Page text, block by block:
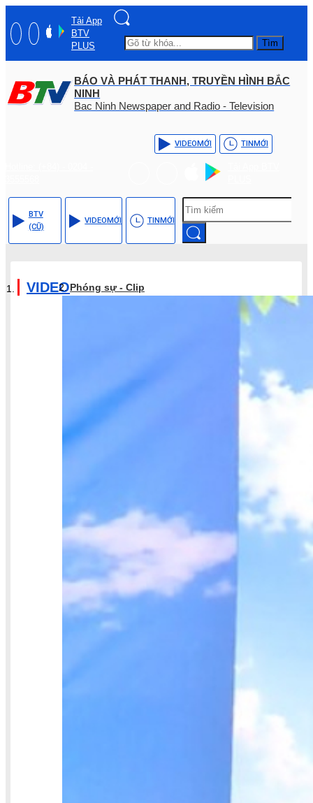
Tải App
BTV
PLUS
Tìm
BÁO VÀ PHÁT THANH, TRUYỀN HÌNH BẮC
NINH
Bac Ninh Newspaper and Radio - Television
VIDEOMỚI TINMỚI
BTV
(CŨ)
VIDEOMỚI TINMỚI
VIDEOPhóng sự - Clip